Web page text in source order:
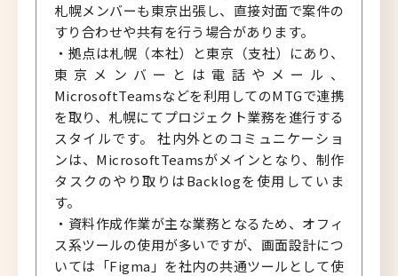
札幌メンバーも東京出張し、直接対面で案件の
すり合わせや共有を行う場合があります。
・拠点は札幌（本社）と東京（支社）にあり、
東京メンバーとは電話やメール、
MicrosoftTeamsなどを利用してのMTGで連携
を取り、札幌にてプロジェクト業務を進行する
スタイルです。 社内外とのコミュニケーショ
ンは、MicrosoftTeamsがメインとなり、制作
タスクのやり取りはBacklogを使用していま
す。
・資料作成作業が主な業務となるため、オフィ
ス系ツールの使用が多いですが、画面設計につ
いては「Figma」を社内の共通ツールとして使